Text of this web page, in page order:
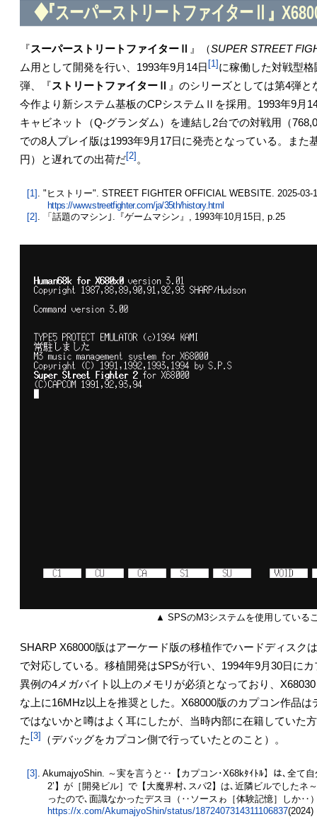
◆『スーパーストリートファイターⅡ』
『スーパーストリートファイターⅡ 』（SUPER STREET
ム用として開発を行い、1993年9月14日 [1] に稼働した対戦型
弾、『ストリートファイターⅡ 』のシリーズとしては第4弾と
今作より新システム基板のCPシステムⅡを採用。1993年9月
キャビネット（Q-グランダム）を連結し2台での対戦用（
での8人プレイ版は1993年9月17日に発売となっている。また
円）と遅れての出荷だ[2] 。
[1] . "ヒストリー". STREET FIGHTER OFFICIAL WEBSITE. 2025-03-
https://www.streetfighter.com/ja/35th/history.html
[2] . 「話題のマシン｣.『ゲームマシン』, 1993年10月15日, p.25
▲ SPSのM3システムを使用している
SHARP X68000版はアーケード版の移植作でハードディスク
で対応している。移植開発はSPSが行い、1994年9月30日に
異例の4メガバイト以上のメモリが必須となっており、
な上に16MHz以上を推奨とした。X68000版のカプコン作品
ではないかと噂はよく耳にしたが、当時内部に在籍していた
た [3] （デバッグをカプコン側で行っていたとのこと）。
[3] . AkumajyoShin. ～実を言うと‥【カプコン･X68kﾀｲﾄﾙ】は､全て
2’】が［開発ビル］で【大魔界村､スパ2】は､近隣ビルでした
ったので､面識なかったデスヨ（‥ソースゎ［体験記憶］しか‥
https://x.com/AkumajyoShin/status/1872407314311106837(2024)